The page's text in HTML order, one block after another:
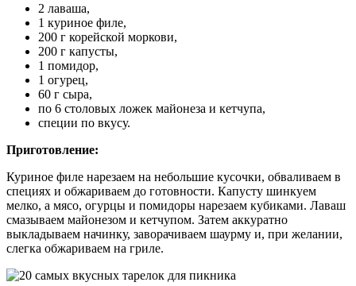
2 лаваша,
1 куриное филе,
200 г корейской моркови,
200 г капусты,
1 помидор,
1 огурец,
60 г сыра,
по 6 столовых ложек майонеза и кетчупа,
специи по вкусу.
Приготовление:
Куриное филе нарезаем на небольшие кусочки, обваливаем в
специях и обжариваем до готовности. Капусту шинкуем
мелко, а мясо, огурцы и помидоры нарезаем кубиками. Лаваш
смазываем майонезом и кетчупом. Затем аккуратно
выкладываем начинку, заворачиваем шаурму и, при желании,
слегка обжариваем на гриле.